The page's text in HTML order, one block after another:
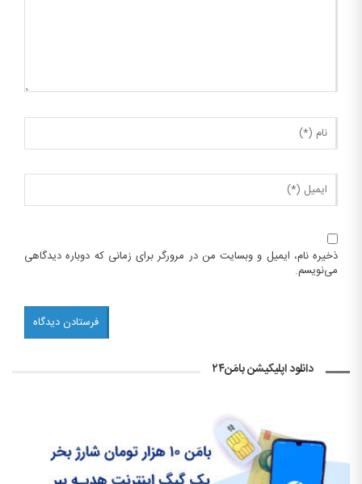
ذخیره نام، ایمیل و وبسایت من در مرورگر برای زمانی که دوباره دیدگاهی
می‌نویسم.
دانلود اپلیکیشن بامَن۲۴